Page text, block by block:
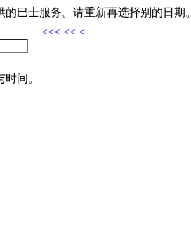
的巴士服务。请重新再选择别的日期
<<< << <
间。